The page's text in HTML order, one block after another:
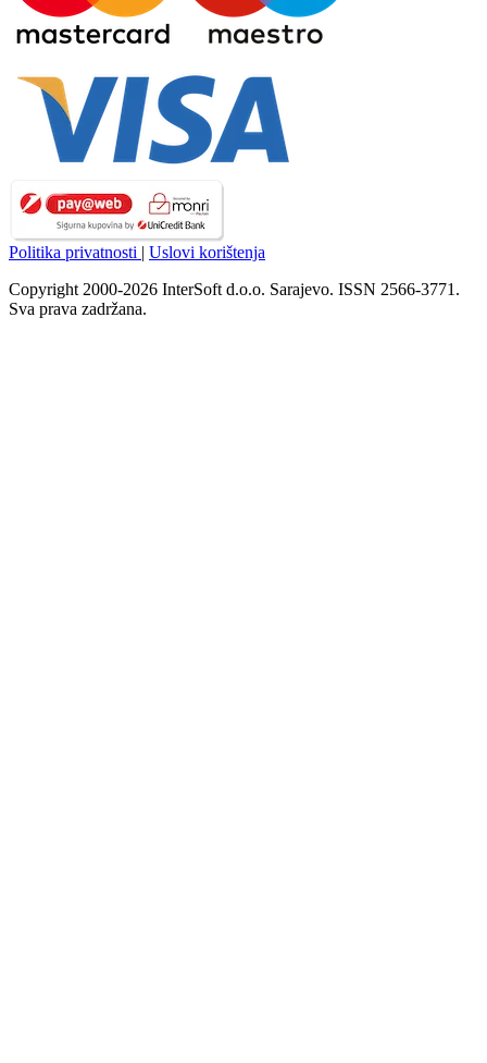
Politika privatnosti | Uslovi korištenja
Copyright 2000-2026 InterSoft d.o.o. Sarajevo. ISSN 2566-3771.
Sva prava zadržana.